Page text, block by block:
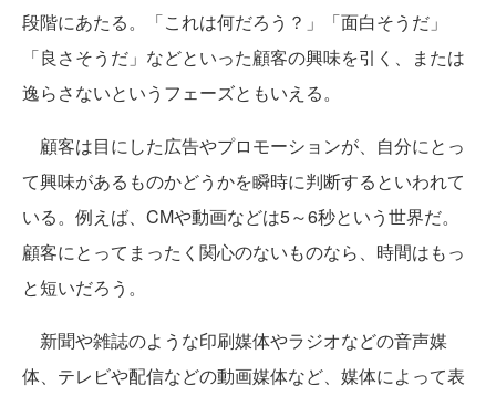
段階にあたる。「これは何だろう？」「面白そうだ」
「良さそうだ」などといった顧客の興味を引く、または
逸らさないというフェーズともいえる。
顧客は目にした広告やプロモーションが、自分にとっ
て興味があるものかどうかを瞬時に判断するといわれて
いる。例えば、CMや動画などは5～6秒という世界だ。
顧客にとってまったく関心のないものなら、時間はもっ
と短いだろう。
新聞や雑誌のような印刷媒体やラジオなどの音声媒
体、テレビや配信などの動画媒体など、媒体によって表